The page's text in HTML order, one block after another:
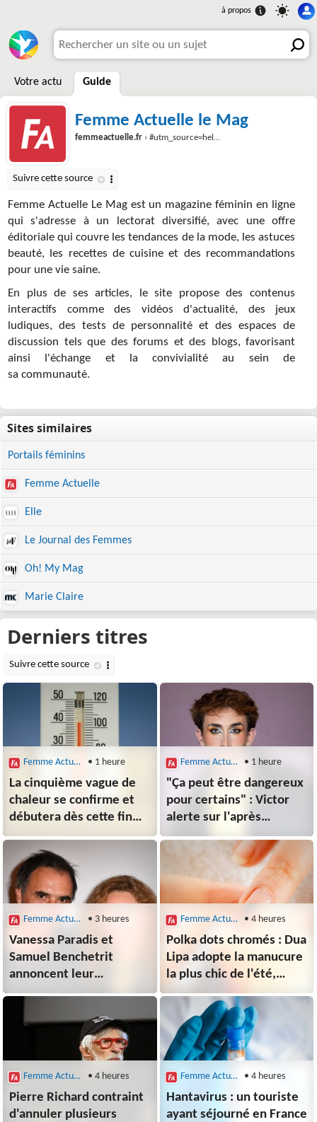
Votre actu Guide
Femme Actuelle le Mag
femmeactuelle.fr › #utm_source=hellocoton.fr&utm_medium=referral&utm_campaign=sorryWereClosed
Femme Actuelle Le Mag est un magazine féminin en ligne
qui s'adresse à un lectorat diversifié, avec une offre
éditoriale qui couvre les tendances de la mode, les astuces
beauté, les recettes de cuisine et des recommandations
pour une vie saine.
En plus de ses articles, le site propose des contenus
interactifs comme des vidéos d'actualité, des jeux
ludiques, des tests de personnalité et des espaces de
discussion tels que des forums et des blogs, favorisant
ainsi l'échange et la convivialité au sein de
sa communauté.
Portails féminins
Femme Actuelle
Elle
Le Journal des Femmes
Oh! My Mag
Marie Claire
Femme Actuelle le Mag • 1 heure
La cinquième vague de
chaleur se confirme et
débutera dès cette fin
de semaine
Femme Actuelle le Mag • 1 heure
"Ça peut être dangereux
pour certains" : Victor
alerte sur l'après
Star Academy
Femme Actuelle le Mag • 3 heures
Vanessa Paradis et
Samuel Benchetrit
annoncent leur
séparation "dans le
Femme Actuelle le Mag • 4 heures
Polka dots chromés : Dua
Lipa adopte la manucure
la plus chic de l'été,
facile à reproduire à
la maison
Femme Actuelle le Mag • 4 heures
Pierre Richard contraint
d'annuler plusieurs
Femme Actuelle le Mag • 4 heures
Hantavirus : un touriste
ayant séjourné en France